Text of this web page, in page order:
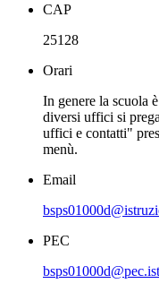
CAP
25128
Orari
In genere la scuola
diversi uffici si
uffici e contatti"
menù.
Email
PEC